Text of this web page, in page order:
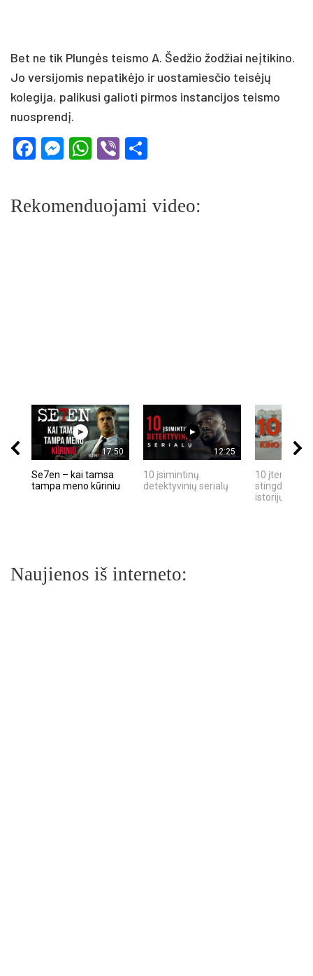
Bet ne tik Plungės teismo A. Šedžio žodžiai neįtikino.
Jo versijomis nepatikėjo ir uostamiesčio teisėjų
kolegija, palikusi galioti pirmos instancijos teismo
nuosprendį.
Facebook
Messenger
WhatsApp
Viber
Rekomenduojami video:
17:50
Se7en – kai tamsa
tampa meno kūriniu
12:25
10 įsimintinų
detektyvinių serialų
10 įtemptų,
stingdančių
istorijų
Naujienos iš interneto: